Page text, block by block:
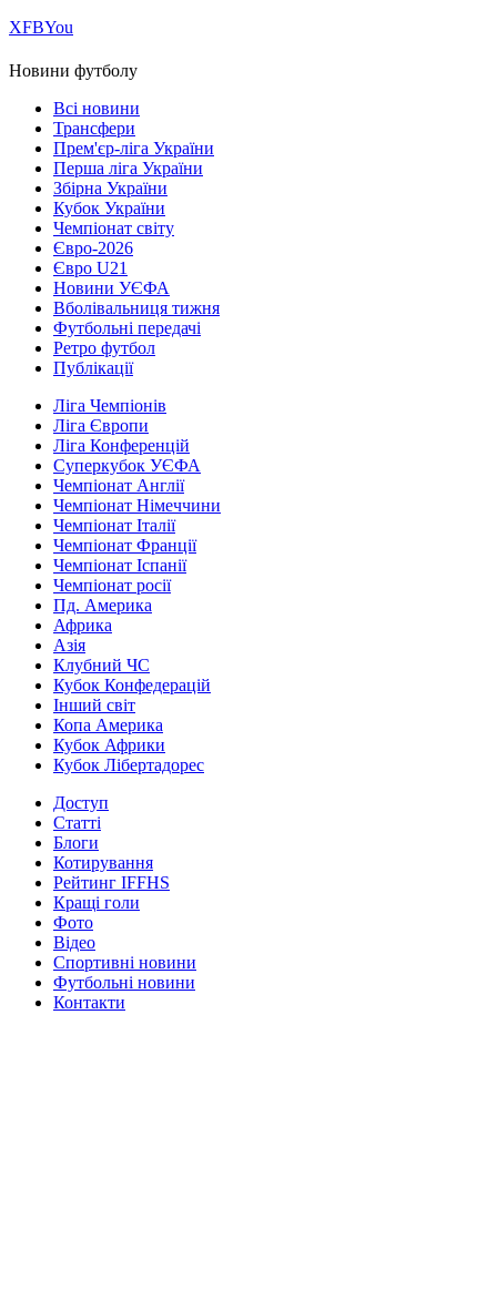
ХFBYou
Новини футболу
Всі новини
Трансфери
Прем'єр-ліга України
Перша ліга України
Збірна України
Кубок України
Чемпіонат світу
Євро-2026
Євро U21
Новини УЄФА
Вболівальниця тижня
Футбольні передачі
Ретро футбол
Публікації
Ліга Чемпіонів
Ліга Європи
Ліга Конференцій
Суперкубок УЄФА
Чемпіонат Англії
Чемпіонат Німеччини
Чемпіонат Італії
Чемпіонат Франції
Чемпіонат Іспанії
Чемпіонат росії
Пд. Америка
Африка
Азія
Клубний ЧС
Кубок Конфедерацій
Інший світ
Копа Америка
Кубок Африки
Кубок Лібертадорес
Доступ
Статті
Блоги
Котирування
Рейтинг IFFHS
Кращі голи
Фото
Відео
Спортивні новини
Футбольні новини
Контакти